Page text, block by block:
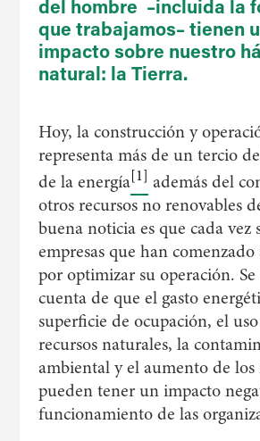
del hombre –incluida la
que trabajamos– tienen
impacto sobre nuestro
natural: la Tierra.
Hoy, la construcción y
representa más de un tercio
de la energía[1] además del
otros recursos no renovables
buena noticia es que cada vez
empresas que han comenzado
por optimizar su operación.
cuenta de que el gasto
superficie de ocupación, el
recursos naturales, la
ambiental y el aumento de los
pueden tener un impacto
funcionamiento de las